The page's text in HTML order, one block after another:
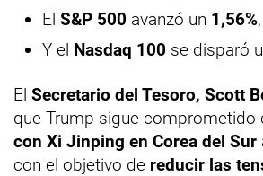
El S&P 500 avanzó un 1,56%,
Y el Nasdaq 100 se disparó
El Secretario del Tesoro, Scott
que Trump sigue comprometido
con Xi Jinping en Corea del Sur
con el objetivo de reducir las